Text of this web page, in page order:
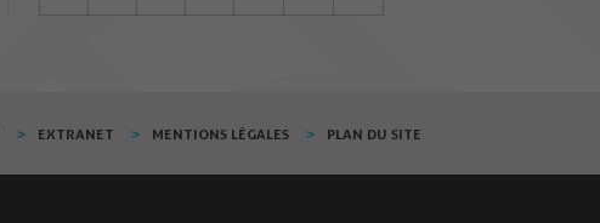
EXTRANET MENTIONS LÉGALES PLAN DU SITE